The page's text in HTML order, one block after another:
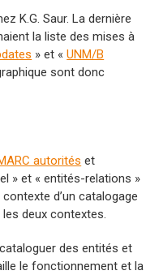
K.G. Saur. La dernière
la liste des mises à
» et «UNM/B
sont donc
autorités et
» et « entités-relations »
d’un catalogage
deux contextes.
des entités et
le fonctionnement et la